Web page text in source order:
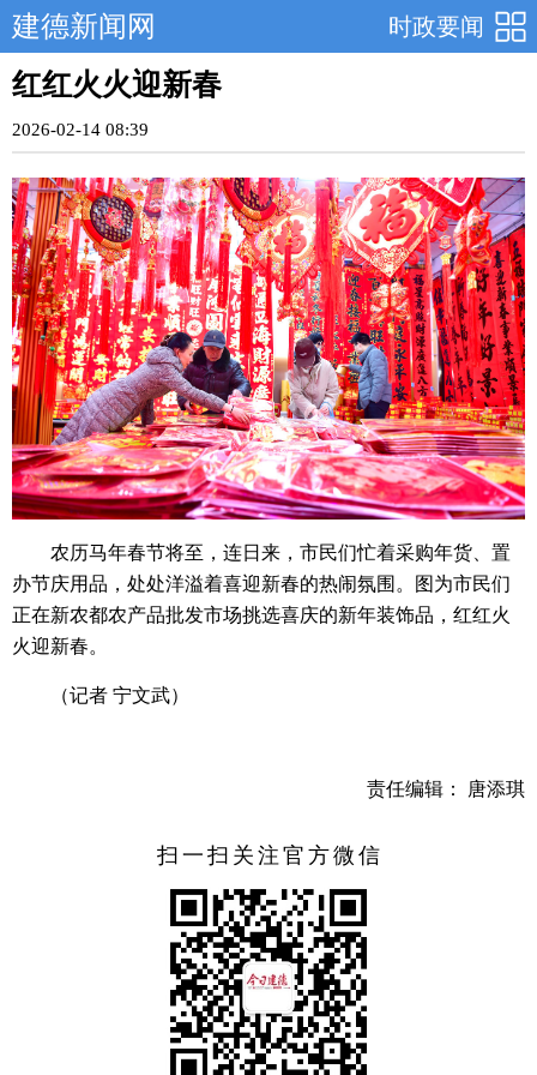
时政要闻
建德新闻网
红红火火迎新春
2026-02-14 08:39
农历马年春节将至，连日来，市民们忙着采购年货、置
办节庆用品，处处洋溢着喜迎新春的热闹氛围。图为市民们
正在新农都农产品批发市场挑选喜庆的新年装饰品，红红火
火迎新春。
（记者 宁文武）
责任编辑： 唐添琪
扫一扫关注官方微信